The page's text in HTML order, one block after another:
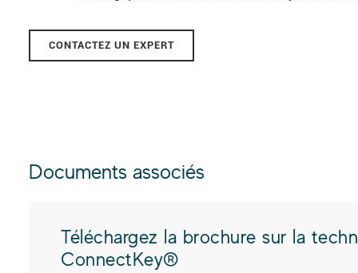
CONTACTEZ UN EXPERT
Documents associés
Téléchargez la brochure sur la
ConnectKey®